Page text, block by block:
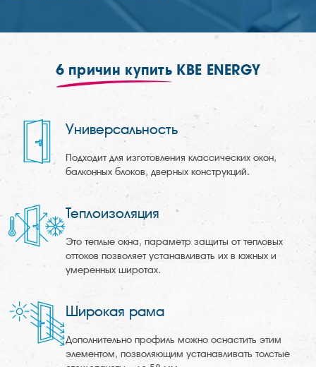
6 причин купить KBE ENERGY
Универсальность
Подходит для изготовления классических окон,
балконных блоков, дверных конструкций.
Теплоизоляция
Это теплые окна, параметр защиты от тепловых
оттоков позволяет устанавливать их в южных и
умеренных широтах.
Широкая рама
Дополнительно профиль можно оснастить этим
элементом, позволяющим устанавливать толстые